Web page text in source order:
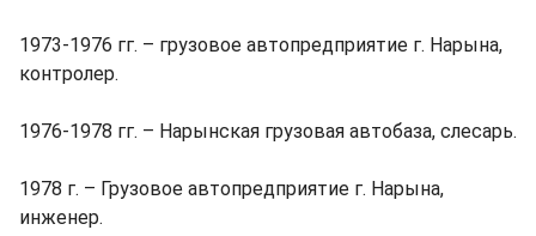
1973-1976 гг. – грузовое автопредприятие г. Нарына,
контролер.
1976-1978 гг. – Нарынская грузовая автобаза, слесарь.
1978 г. – Грузовое автопредприятие г. Нарына,
инженер.